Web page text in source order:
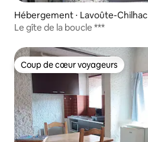
Hébergement ⋅ Lavoûte-Chilhac
Le gîte de la boucle ***
Coup de cœur voyageurs
Coup de cœur voyageurs